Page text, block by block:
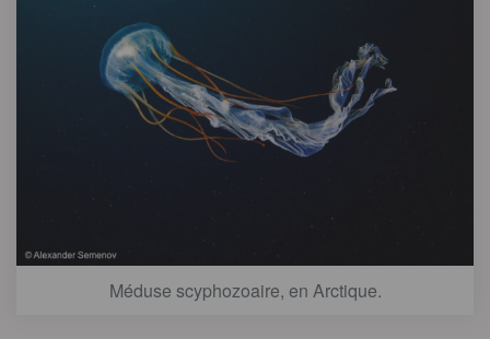
Méduse scyphozoaire, en Arctique.